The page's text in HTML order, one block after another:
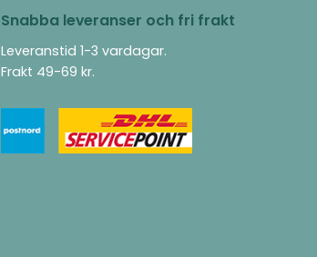
Snabba leveranser och fri frakt
Leveranstid 1-3 vardagar.
Frakt 49-69 kr.